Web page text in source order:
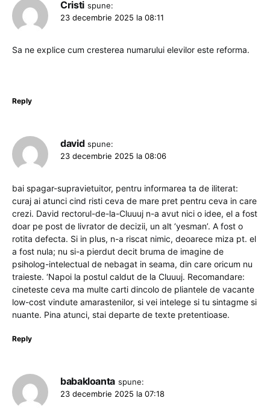
Cristi spune:
23 decembrie 2025 la 08:11
Sa ne explice cum cresterea numarului elevilor este reforma.
Reply
david spune:
23 decembrie 2025 la 08:06
bai spagar-supravietuitor, pentru informarea ta de iliterat:
curaj ai atunci cind risti ceva de mare pret pentru ceva in care
crezi. David rectorul-de-la-Cluuuj n-a avut nici o idee, el a fost
doar pe post de livrator de decizii, un alt ‘yesman’. A fost o
rotita defecta. Si in plus, n-a riscat nimic, deoarece miza pt. el
a fost nula; nu si-a pierdut decit bruma de imagine de
psiholog-intelectual de nebagat in seama, din care oricum nu
traieste. ‘Napoi la postul caldut de la Cluuuj. Recomandare:
cineteste ceva ma multe carti dincolo de pliantele de vacante
low-cost vindute amarastenilor, si vei intelege si tu sintagme si
nuante. Pina atunci, stai departe de texte pretentioase.
Reply
babakloanta spune:
23 decembrie 2025 la 07:18